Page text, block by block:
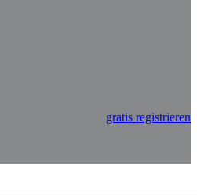
gratis registrieren